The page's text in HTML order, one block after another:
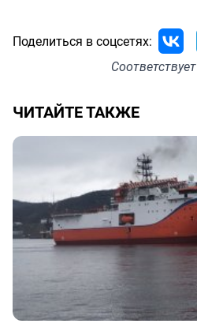
Поделиться в соцсетях:
Соответствует
ЧИТАЙТЕ ТАКЖЕ